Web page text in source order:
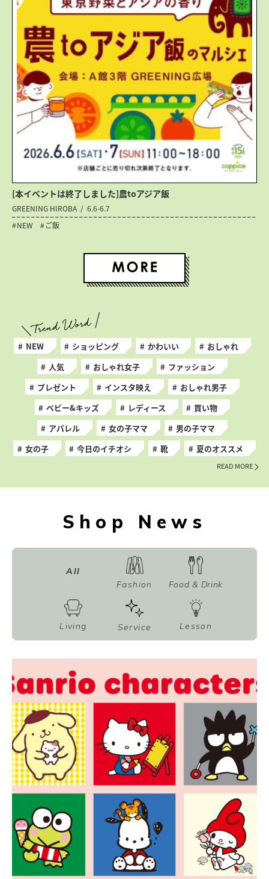
[本イベントは終了しました]農toアジア飯
GREENING HIROBA
6.6-6.7
NEW
ご飯
NEW ショッピング かわいい
おしゃれ
人気
おしゃれ女子
ファッション
プレゼント
インスタ映え
おしゃれ男子
ベビー&キッズ
レディース
買い物
アパレル
女の子ママ
男の子ママ
女の子
今日のイチオシ 靴 夏のオススメ
READ MORE
Shop News
All
Fashion
Food & Drink
Living Service Lesson